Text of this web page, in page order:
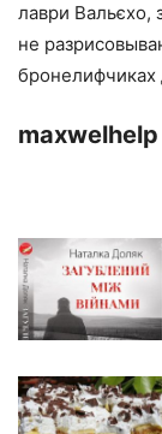
лаври Вальєхо,
не
бронелифчиках
maxwelhelp